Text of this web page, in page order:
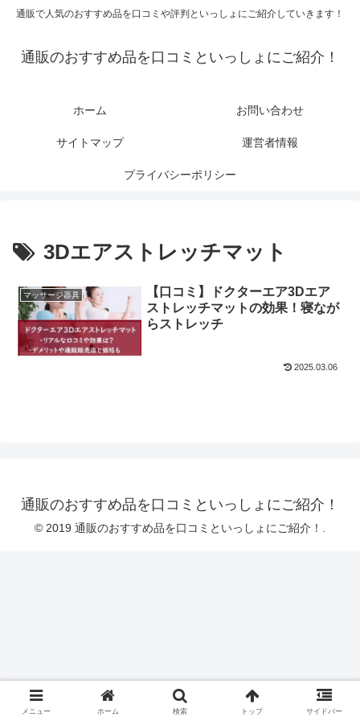
通販で人気のおすすめ品を口コミや評判といっしょにご紹介していきます！
通販のおすすめ品を口コミといっしょにご紹介！
ホーム お問い合わせ
サイトマップ 運営者情報
プライバシーポリシー
3Dエアストレッチマット
マッサージ器具
【口コミ】ドクターエア3Dエア
ストレッチマットの効果！寝なが
らストレッチ
2025.03.06
通販のおすすめ品を口コミといっしょにご紹介！
© 2019 通販のおすすめ品を口コミといっしょにご紹介！.
メニュー ホーム 検索 トップ サイドバー